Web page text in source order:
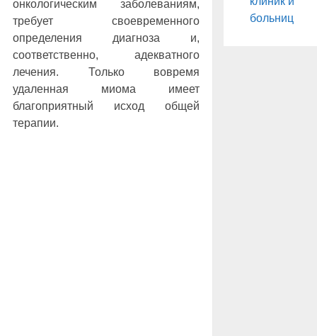
онкологическим заболеваниям,
требует своевременного
определения диагноза и,
соответственно, адекватного
лечения. Только вовремя
удаленная миома имеет
благоприятный исход общей
терапии.
больниц